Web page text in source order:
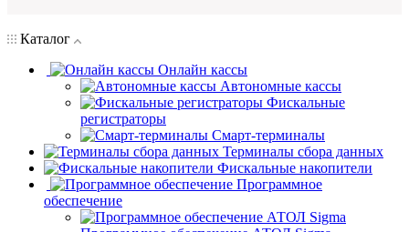
Каталог
Онлайн кассы
Автономные кассы
Фискальные
регистраторы
Смарт-терминалы
Терминалы сбора данных
Фискальные накопители
Программное
обеспечение